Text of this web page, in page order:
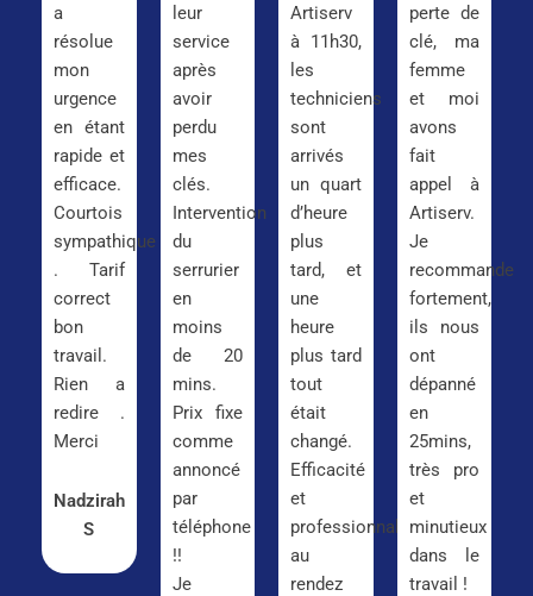
a
résolue
mon
urgence
en étant
rapide et
efficace.
Courtois
sympathique
. Tarif
correct
bon
travail.
Rien a
redire .
Merci
Nadzirah
S
leur
service
après
avoir
perdu
mes
clés.
Intervention
du
serrurier
en
moins
de 20
mins.
Prix fixe
comme
annoncé
par
téléphone
!!
Je
Artiserv
à 11h30,
les
techniciens
sont
arrivés
un quart
d’heure
plus
tard, et
une
heure
plus tard
tout
était
changé.
Efficacité
et
professionnalisme
au
rendez
perte de
clé, ma
femme
et moi
avons
fait
appel à
Artiserv.
Je
recommande
fortement,
ils nous
ont
dépanné
en
25mins,
très pro
et
minutieux
dans le
travail !